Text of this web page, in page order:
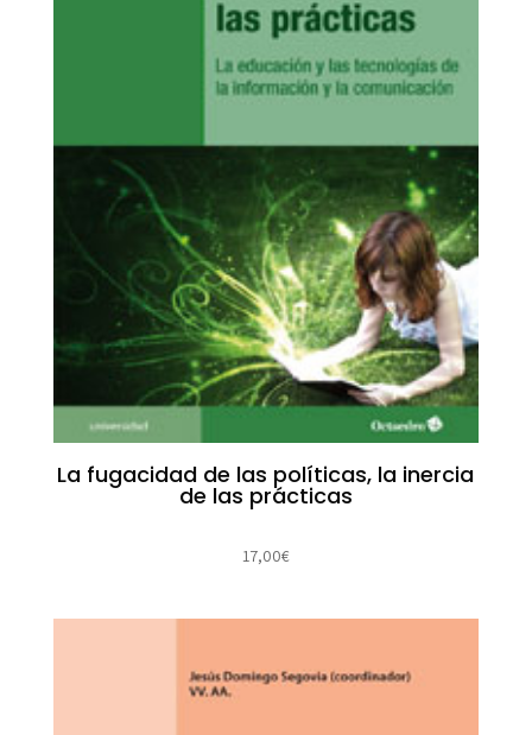
La fugacidad de las políticas, la inercia
de las prácticas
17,00€